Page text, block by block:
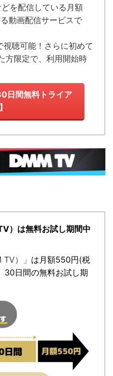
を配信している 月額
動画配信サービスで
聴可能！ さらに初めて
方限定で、利用開始時
日間無料トライア
）は無料お試し期間中
）」 は月額550円(税
30日間の無料お試し期